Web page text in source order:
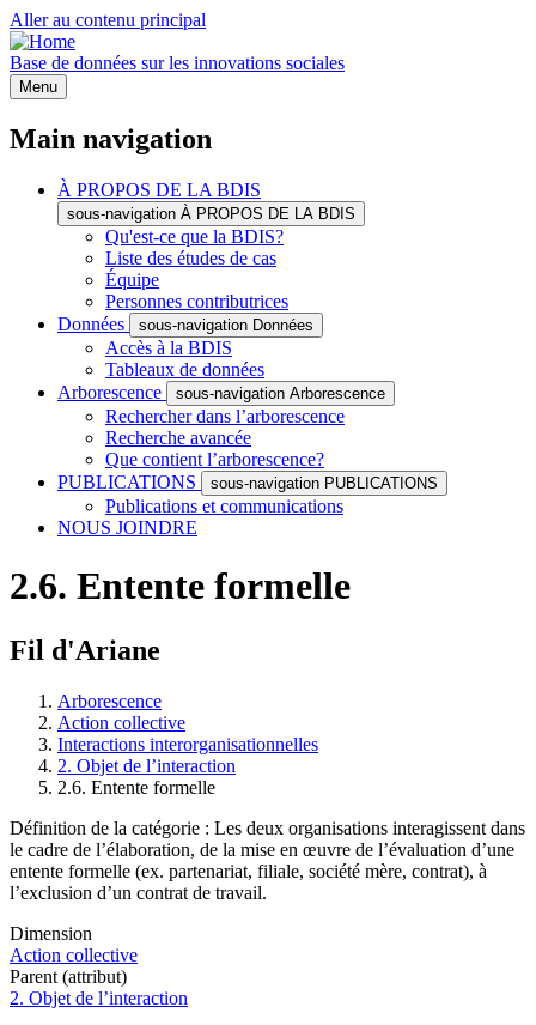
Aller au contenu principal
Base de données sur les innovations sociales
Menu
Main navigation
À PROPOS DE LA BDIS
sous-navigation À PROPOS DE LA BDIS
Qu'est-ce que la BDIS?
Liste des études de cas
Équipe
Personnes contributrices
Données
sous-navigation Données
Accès à la BDIS
Tableaux de données
Arborescence
sous-navigation Arborescence
Rechercher dans l’arborescence
Recherche avancée
Que contient l’arborescence?
PUBLICATIONS
sous-navigation PUBLICATIONS
Publications et communications
NOUS JOINDRE
2.6. Entente formelle
Fil d'Ariane
Arborescence
Action collective
Interactions interorganisationnelles
2. Objet de l’interaction
2.6. Entente formelle
Définition de la catégorie : Les deux organisations interagissent dans
le cadre de l’élaboration, de la mise en œuvre de l’évaluation d’une
entente formelle (ex. partenariat, filiale, société mère, contrat), à
l’exclusion d’un contrat de travail.
Dimension
Action collective
Parent (attribut)
2. Objet de l’interaction